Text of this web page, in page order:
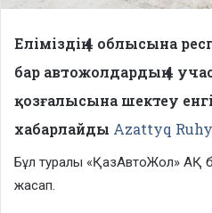
Еліміздің 4 облысына
бар автожолдардың 4
қозғалысына шектеу
хабарлайды Azattyq Ruhy
Бұл туралы «ҚазАвтоЖол» АҚ
жасап.